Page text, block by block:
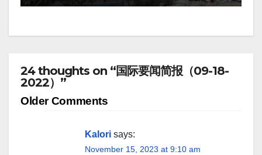
24 thoughts on “国际要闻简报（09-18-
2022）”
Comment
Older Comments
Kalori says:
November 15, 2023 at 9:10 am